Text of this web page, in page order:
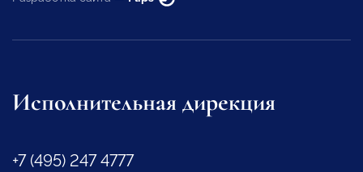
Исполнительная дирекция
+7 (495) 247 4777